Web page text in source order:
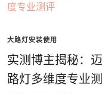
大路灯安装使用
实测博主揭秘：
路灯多维度专业